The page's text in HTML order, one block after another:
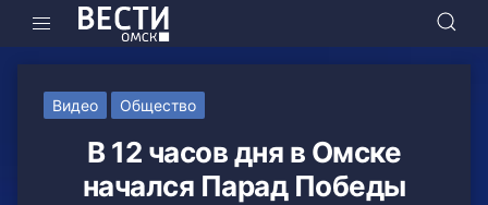
Видео Общество
В 12 часов дня в Омске
начался Парад Победы